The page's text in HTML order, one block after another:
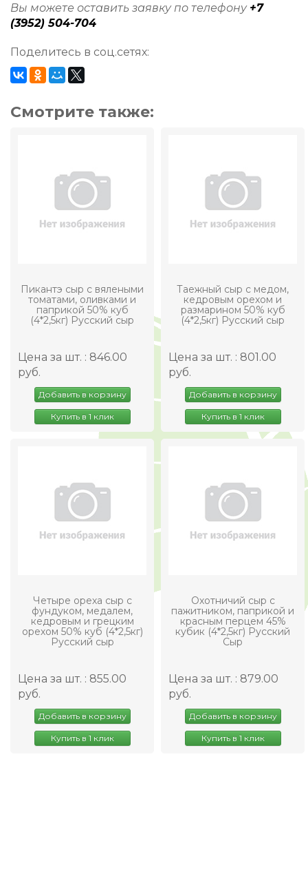
Вы можете оставить заявку по телефону +7
(3952) 504-704
Поделитесь в соц.сетях:
Смотрите также:
Пикантэ сыр с вялеными
томатами, оливками и
паприкой 50% куб
(4*2,5кг) Русский сыр
Цена за шт. : 846.00
руб.
Добавить в корзину
Купить в 1 клик
Таежный сыр с медом,
кедровым орехом и
размарином 50% куб
(4*2,5кг) Русский сыр
Цена за шт. : 801.00
руб.
Добавить в корзину
Купить в 1 клик
Четыре ореха сыр с
фундуком, медалем,
кедровым и грецким
орехом 50% куб (4*2,5кг)
Русский сыр
Цена за шт. : 855.00
руб.
Добавить в корзину
Купить в 1 клик
Охотничий сыр с
пажитником, паприкой и
красным перцем 45%
кубик (4*2,5кг) Русский
Сыр
Цена за шт. : 879.00
руб.
Добавить в корзину
Купить в 1 клик